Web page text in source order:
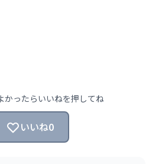
かったらいいねを押してね
いいね0